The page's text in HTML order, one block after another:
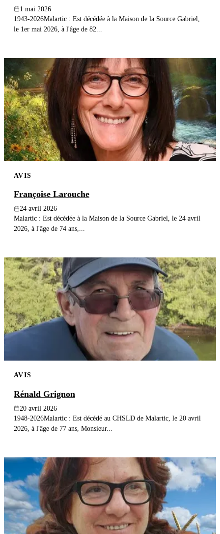
1 mai 2026
1943-2026Malartic : Est décédée à la Maison de la Source Gabriel,
le 1er mai 2026, à l'âge de 82...
AVIS
Françoise Larouche
24 avril 2026
Malartic : Est décédée à la Maison de la Source Gabriel, le 24 avril
2026, à l'âge de 74 ans,...
AVIS
Rénald Grignon
20 avril 2026
1948-2026Malartic : Est décédé au CHSLD de Malartic, le 20 avril
2026, à l'âge de 77 ans, Monsieur...